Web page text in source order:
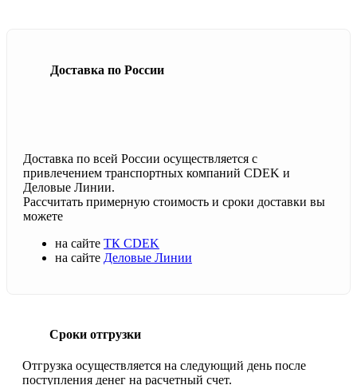
Доставка по России
Доставка по всей России осуществляется с
привлечением транспортных компаний CDEK и
Деловые Линии.
Рассчитать примерную стоимость и сроки доставки вы
можете
на сайте ТК CDEK
на сайте Деловые Линии
Сроки отгрузки
Отгрузка осуществляется на следующий день после
поступления денег на расчетный счет.